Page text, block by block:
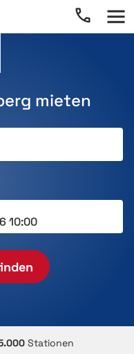
mieten
Stationen